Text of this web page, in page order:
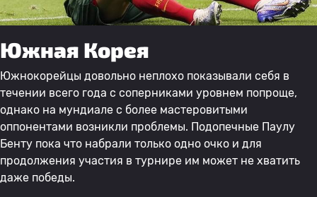
Южная Корея
Южнокорейцы довольно неплохо показывали себя в
течении всего года с соперниками уровнем попроще,
однако на мундиале с более мастеровитыми
оппонентами возникли проблемы. Подопечные Паулу
Бенту пока что набрали только одно очко и для
продолжения участия в турнире им может не хватить
даже победы.